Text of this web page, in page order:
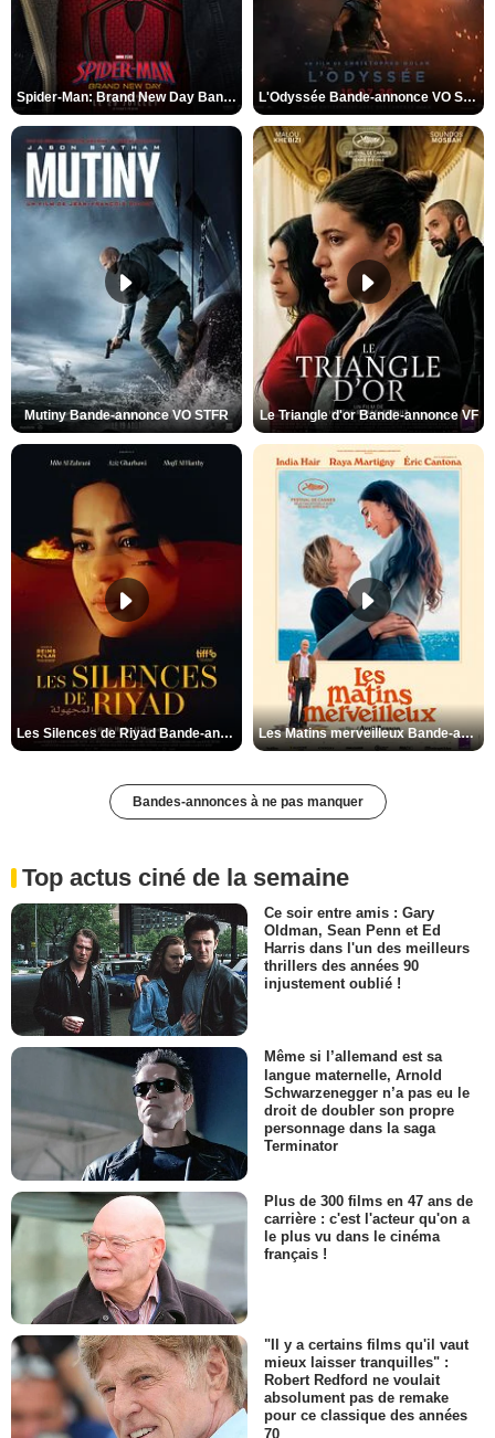
Spider-Man: Brand New Day Bande-annonce VO STFR L'Odyssée Bande-annonce VO STFR
Mutiny Bande-annonce VO STFR Le Triangle d'or Bande-annonce VF
Les Silences de Riyad Bande-annonce VO STFR Les Matins merveilleux Bande-annonce VF
Bandes-annonces à ne pas manquer
Top actus ciné de la semaine
Ce soir entre amis : Gary
Oldman, Sean Penn et Ed
Harris dans l'un des meilleurs
thrillers des années 90
injustement oublié !
Même si l’allemand est sa
langue maternelle, Arnold
Schwarzenegger n’a pas eu le
droit de doubler son propre
personnage dans la saga
Terminator
Plus de 300 films en 47 ans de
carrière : c'est l'acteur qu'on a
le plus vu dans le cinéma
français !
"Il y a certains films qu'il vaut
mieux laisser tranquilles" :
Robert Redford ne voulait
absolument pas de remake
pour ce classique des années
70